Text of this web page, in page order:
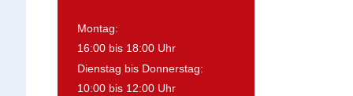
Montag:
16:00 bis 18:00 Uhr
Dienstag bis Donnerstag:
10:00 bis 12:00 Uhr